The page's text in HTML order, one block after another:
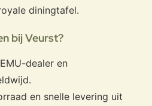
diningtafel.
bij Veurst?
dealer en
en snelle levering uit